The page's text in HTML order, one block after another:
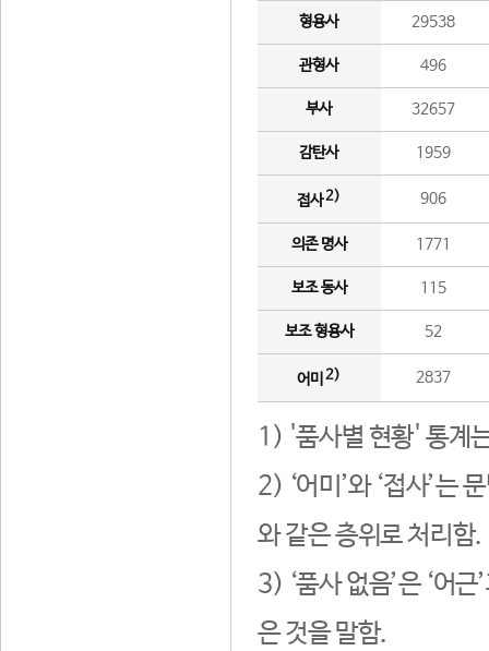
형용사 29538
관형사 496
부사 32657
감탄사 1959
접사2) 906
의존 명사 1771
보조 동사 115
보조 형용사 52
어미 2) 2837
1) '품사별 현황' 통계
2) ‘어미’와 ‘접사’는
와 같은 층위로 처리함.
3) ‘품사 없음’은 ‘어
은 것을 말함.